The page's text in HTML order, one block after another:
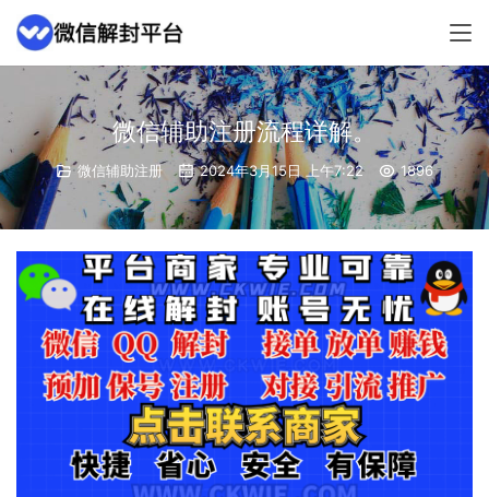
微信辅助注册流程详解。
微信辅助注册 2024年3月15日 上午7:22 1896